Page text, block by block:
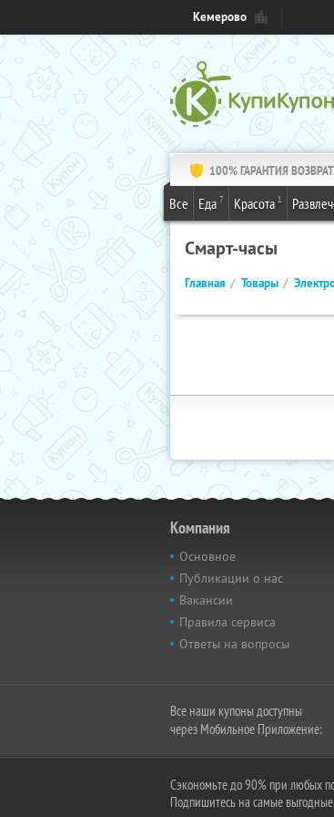
Кемерово
100% ГАРАНТИЯ
Все Еда 7 Красота 1
Смарт-часы
Главная Товары
Компания
Основное
Публикации о нас
Вакансии
Правила сервиса
Ответы на вопросы
Все наши купоны доступны
через Мобильное Приложение:
Сэкономьте до 90% при любых
Подпишитесь на самые